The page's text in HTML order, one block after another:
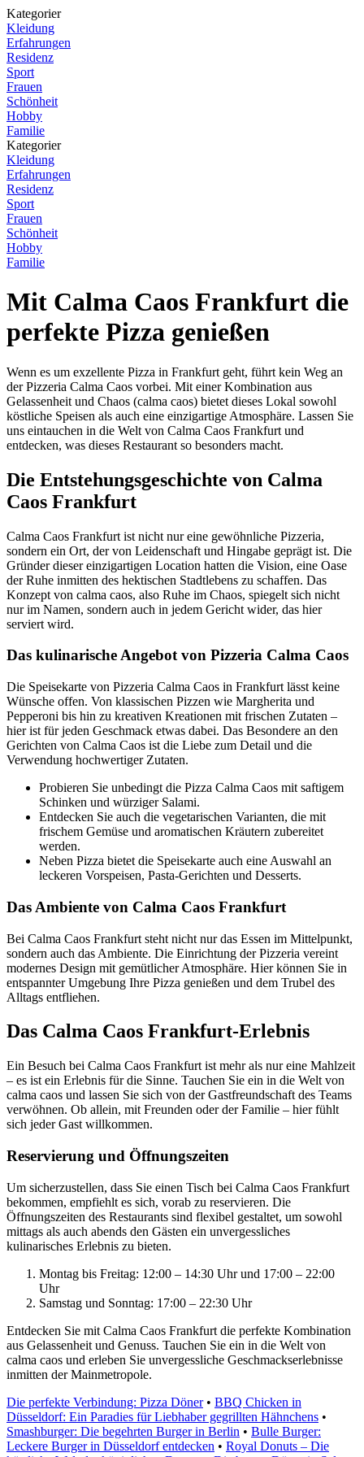
Kategorier
Kleidung
Erfahrungen
Residenz
Sport
Frauen
Schönheit
Hobby
Familie
Kategorier
Kleidung
Erfahrungen
Residenz
Sport
Frauen
Schönheit
Hobby
Familie
Mit Calma Caos Frankfurt die
perfekte Pizza genießen
Wenn es um exzellente Pizza in Frankfurt geht, führt kein Weg an
der Pizzeria Calma Caos vorbei. Mit einer Kombination aus
Gelassenheit und Chaos (calma caos) bietet dieses Lokal sowohl
köstliche Speisen als auch eine einzigartige Atmosphäre. Lassen Sie
uns eintauchen in die Welt von Calma Caos Frankfurt und
entdecken, was dieses Restaurant so besonders macht.
Die Entstehungsgeschichte von Calma
Caos Frankfurt
Calma Caos Frankfurt ist nicht nur eine gewöhnliche Pizzeria,
sondern ein Ort, der von Leidenschaft und Hingabe geprägt ist. Die
Gründer dieser einzigartigen Location hatten die Vision, eine Oase
der Ruhe inmitten des hektischen Stadtlebens zu schaffen. Das
Konzept von calma caos, also Ruhe im Chaos, spiegelt sich nicht
nur im Namen, sondern auch in jedem Gericht wider, das hier
serviert wird.
Das kulinarische Angebot von Pizzeria Calma Caos
Die Speisekarte von Pizzeria Calma Caos in Frankfurt lässt keine
Wünsche offen. Von klassischen Pizzen wie Margherita und
Pepperoni bis hin zu kreativen Kreationen mit frischen Zutaten –
hier ist für jeden Geschmack etwas dabei. Das Besondere an den
Gerichten von Calma Caos ist die Liebe zum Detail und die
Verwendung hochwertiger Zutaten.
Probieren Sie unbedingt die Pizza Calma Caos mit saftigem
Schinken und würziger Salami.
Entdecken Sie auch die vegetarischen Varianten, die mit
frischem Gemüse und aromatischen Kräutern zubereitet
werden.
Neben Pizza bietet die Speisekarte auch eine Auswahl an
leckeren Vorspeisen, Pasta-Gerichten und Desserts.
Das Ambiente von Calma Caos Frankfurt
Bei Calma Caos Frankfurt steht nicht nur das Essen im Mittelpunkt,
sondern auch das Ambiente. Die Einrichtung der Pizzeria vereint
modernes Design mit gemütlicher Atmosphäre. Hier können Sie in
entspannter Umgebung Ihre Pizza genießen und dem Trubel des
Alltags entfliehen.
Das Calma Caos Frankfurt-Erlebnis
Ein Besuch bei Calma Caos Frankfurt ist mehr als nur eine Mahlzeit
– es ist ein Erlebnis für die Sinne. Tauchen Sie ein in die Welt von
calma caos und lassen Sie sich von der Gastfreundschaft des Teams
verwöhnen. Ob allein, mit Freunden oder der Familie – hier fühlt
sich jeder Gast willkommen.
Reservierung und Öffnungszeiten
Um sicherzustellen, dass Sie einen Tisch bei Calma Caos Frankfurt
bekommen, empfiehlt es sich, vorab zu reservieren. Die
Öffnungszeiten des Restaurants sind flexibel gestaltet, um sowohl
mittags als auch abends den Gästen ein unvergessliches
kulinarisches Erlebnis zu bieten.
Montag bis Freitag: 12:00 – 14:30 Uhr und 17:00 – 22:00
Uhr
Samstag und Sonntag: 17:00 – 22:30 Uhr
Entdecken Sie mit Calma Caos Frankfurt die perfekte Kombination
aus Gelassenheit und Genuss. Tauchen Sie ein in die Welt von
calma caos und erleben Sie unvergessliche Geschmackserlebnisse
inmitten der Mainmetropole.
Die perfekte Verbindung: Pizza Döner• BBQ Chicken in
Düsseldorf: Ein Paradies für Liebhaber gegrillten Hähnchens •
Smashburger: Die begehrten Burger in Berlin • Bulle Burger:
Leckere Burger in Düsseldorf entdecken • Royal Donuts – Die